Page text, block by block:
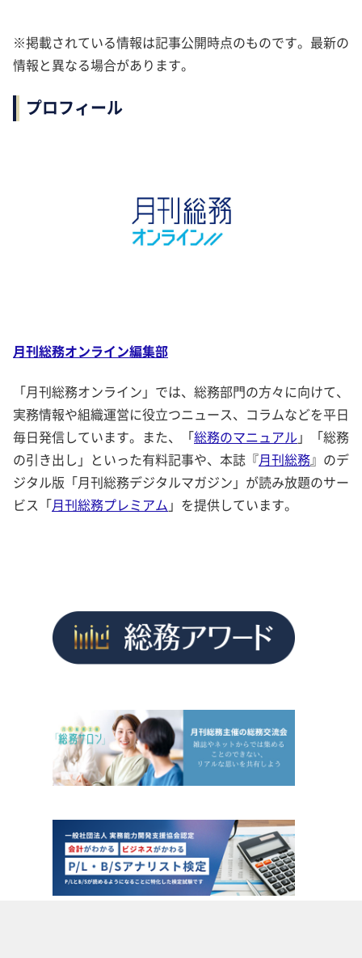
※掲載されている情報は記事公開時点のものです。最新の
情報と異なる場合があります。
プロフィール
月刊総務オンライン編集部
「月刊総務オンライン」では、総務部門の方々に向けて、
実務情報や組織運営に役立つニュース、コラムなどを平日
毎日発信しています。また、「総務のマニュアル 」「総務
の引き出し」といった有料記事や、本誌『月刊総務』のデ
ジタル版「月刊総務デジタルマガジン」が読み放題のサー
ビス「月刊総務プレミアム 」を提供しています。